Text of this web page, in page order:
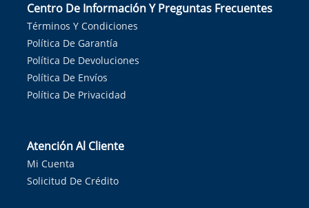
Centro De Información Y Preguntas Frecuentes
Términos Y Condiciones
Política De Garantía
Política De Devoluciones
Política De Envíos
Política De Privacidad
Atención Al Cliente
Mi Cuenta
Solicitud De Crédito